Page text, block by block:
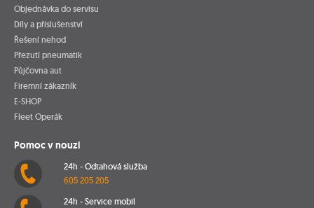
Objednávka do servisu
Díly a příslušenství
Řešení nehod
Přezutí pneumatik
Půjčovna aut
Firemní zákazník
E-SHOP
Fleet Operák
Pomoc v nouzi
24h - Odtahová služba
605 205 205
24h - Service mobil